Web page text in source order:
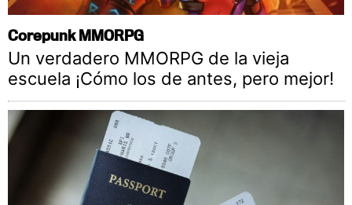
Corepunk MMORPG
Un verdadero MMORPG de la vieja
escuela ¡Cómo los de antes, pero mejor!